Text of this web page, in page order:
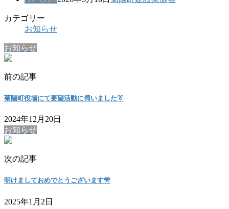
カテゴリー
お知らせ
お知らせ
前の記事
菊陽町役場にて要望活動に伺いました👔
2024年12月20日
お知らせ
次の記事
明けましておめでとうございます🎌
2025年1月2日